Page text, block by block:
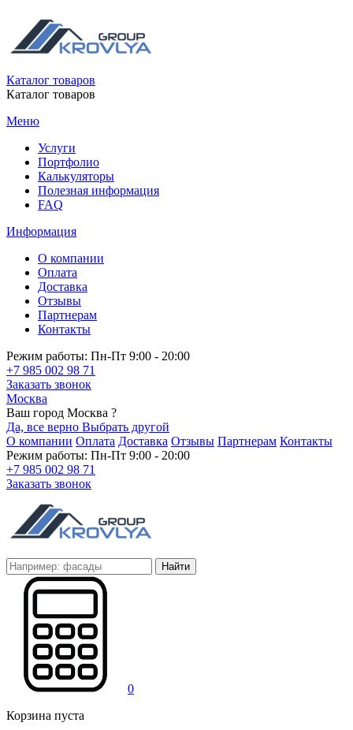
Каталог товаров
Каталог товаров
Меню
Услуги
Портфолио
Калькуляторы
Полезная информация
FAQ
Информация
О компании
Оплата
Доставка
Отзывы
Партнерам
Контакты
Режим работы: Пн-Пт 9:00 - 20:00
+7 985 002 98 71
Заказать звонок
Москва
Ваш город Москва ?
Да, все верно Выбрать другой
О компании Оплата Доставка Отзывы Партнерам Контакты
Режим работы: Пн-Пт 9:00 - 20:00
+7 985 002 98 71
Заказать звонок
Найти
0
Корзина пуста